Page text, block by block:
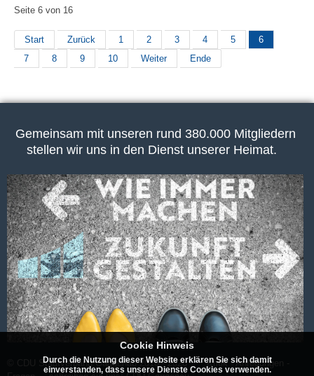
Seite 6 von 16
Start Zurück 1 2 3 4 5
6
7
8 9 10 Weiter Ende
Gemeinsam mit unseren rund 380.000 Mitgliedern
stellen wir uns in den Dienst unserer Heimat.
© CDU Stadtverband Gaggenau 2018 - 2026 Kritik - Anregungen -
Cookie Hinweis
Durch die Nutzung dieser Website erklären Sie sich damit
einverstanden, dass unsere Dienste Cookies verwenden.